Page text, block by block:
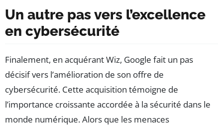
Un autre pas vers l’excellence
en cybersécurité
Finalement, en acquérant Wiz, Google fait un pas
décisif vers l’amélioration de son offre de
cybersécurité. Cette acquisition témoigne de
l’importance croissante accordée à la sécurité dans le
monde numérique. Alors que les menaces